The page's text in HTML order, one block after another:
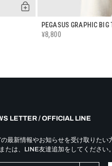
PEGASUS GRAPHIC
¥8,800
LETTER / OFFICIAL LINE
の最新情報やお知らせを受け取りたい
たは、LINE友達追加をしてください。